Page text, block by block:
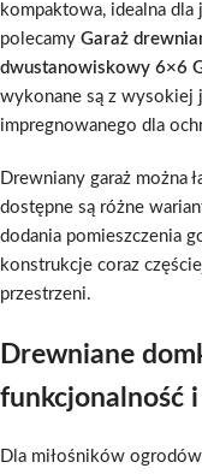
kompaktowa, idealna
polecamy Garaż
dwustanowiskowy 6×6
wykonane są z wysokiej
impregnowanego dla
Drewniany garaż można
dostępne są różne
dodania pomieszczenia
konstrukcje coraz
przestrzeni.
Drewniane
funkcjonalność
Dla miłośników